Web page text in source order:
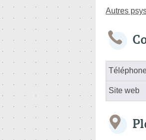
Autres
Site web